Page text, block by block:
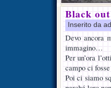
Black out
Inserito da
Devo ancora
immagino…
Per un’ora
campo ci
Poi ci siamo